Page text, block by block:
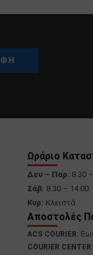
Ωράριο
Δευ – Παρ: 8.30
Σάβ: 8.30 – 14.00
Κυρ: Κλειστά
Αποστολές
ACS COURIER:
COURIER CENTER: